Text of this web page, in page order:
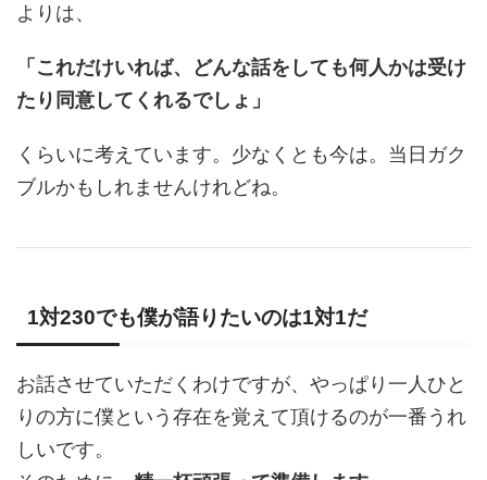
よりは、
「これだけいれば、どんな話をしても何人かは受け
たり同意してくれるでしょ」
くらいに考えています。少なくとも今は。当日ガク
ブルかもしれませんけれどね。
1対230でも僕が語りたいのは1対1だ
お話させていただくわけですが、やっぱり一人ひと
りの方に僕という存在を覚えて頂けるのが一番うれ
しいです。